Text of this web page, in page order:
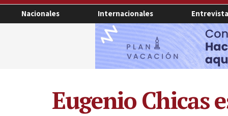
Nacionales Internacionales
Eugenio Chicas